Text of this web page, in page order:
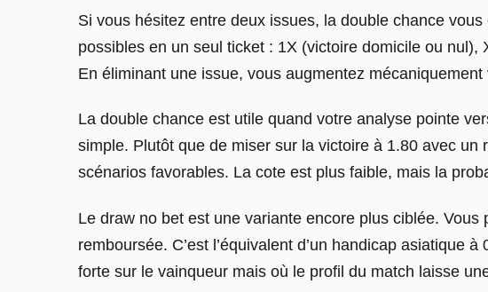
Si vous hésitez entre deux issues, la double chance
possibles en un seul ticket : 1X (victoire domicile ou nul),
En éliminant une issue, vous augmentez
La double chance est utile quand votre analyse pointe
simple. Plutôt que de miser sur la victoire à 1.80 avec
scénarios favorables. La cote est plus faible, mais la
Le draw no bet est une variante encore plus ciblée.
remboursée. C’est l’équivalent d’un handicap asiatique
forte sur le vainqueur mais où le profil du match laisse